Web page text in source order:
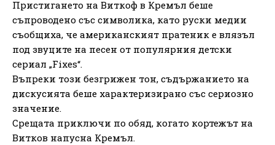
Пристигането на Виткоф в Кремъл беше
съпроводено със символика, като руски медии
съобщиха, че американският пратеник е влязъл
под звуците на песен от популярния детски
сериал „Fixes“.
Въпреки този безгрижен тон, съдържанието на
дискусията беше характеризирано със сериозно
значение.
Срещата приключи по обяд, когато кортежът на
Витков напусна Кремъл.